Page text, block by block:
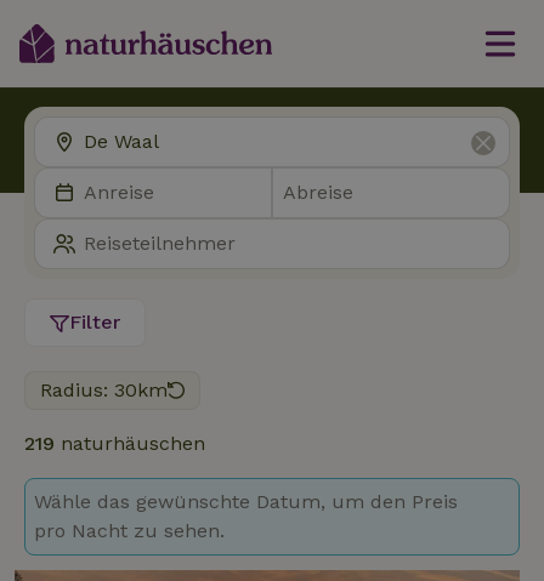
Filter
Radius: 30km
219 naturhäuschen
Wähle das gewünschte Datum, um den Preis
pro Nacht zu sehen.